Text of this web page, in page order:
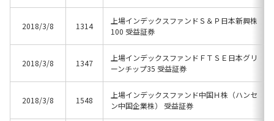
2018/3/8 1314
上場インデックスファンドＳ＆Ｐ日本新興株
100 受益証券
2018/3/8 1347
上場インデックスファンドＦＴＳＥ日本グリ
ーンチップ35 受益証券
2018/3/8 1548
上場インデックスファンド中国Ｈ株（ハンセ
ン中国企業株） 受益証券